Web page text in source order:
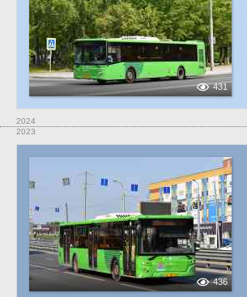
431
2024
2023
436